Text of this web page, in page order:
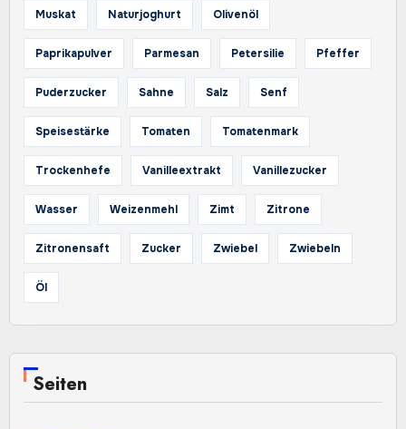
Muskat Naturjoghurt Olivenöl
Paprikapulver Parmesan Petersilie Pfeffer
Puderzucker Sahne Salz Senf
Speisestärke Tomaten Tomatenmark
Trockenhefe Vanilleextrakt Vanillezucker
Wasser Weizenmehl Zimt Zitrone
Zitronensaft Zucker Zwiebel Zwiebeln
Öl
Seiten